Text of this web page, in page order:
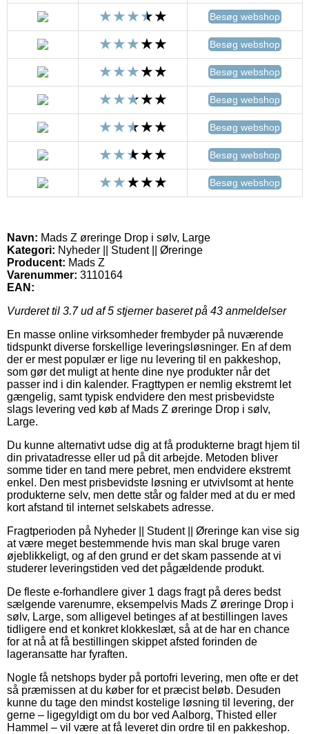
Besøg webshop
Besøg webshop
Besøg webshop
Besøg webshop
Besøg webshop
Besøg webshop
Besøg webshop
Navn: Mads Z øreringe Drop i sølv, Large
Kategori: Nyheder || Student || Øreringe
Producent: Mads Z
Varenummer: 3110164
EAN:
Vurderet til 3.7ud af 5 stjerner baseret på 43 anmeldelser
En masse online virksomheder frembyder på nuværende
tidspunkt diverse forskellige leveringsløsninger. En af dem
der er mest populær er lige nu levering til en pakkeshop,
som gør det muligt at hente dine nye produkter når det
passer ind i din kalender. Fragttypen er nemlig ekstremt let
gængelig, samt typisk endvidere den mest prisbevidste
slags levering ved køb af Mads Z øreringe Drop i sølv,
Large.
Du kunne alternativt udse dig at få produkterne bragt hjem til
din privatadresse eller ud på dit arbejde. Metoden bliver
somme tider en tand mere pebret, men endvidere ekstremt
enkel. Den mest prisbevidste løsning er utvivlsomt at hente
produkterne selv, men dette står og falder med at du er med
kort afstand til internet selskabets adresse.
Fragtperioden på Nyheder || Student || Øreringe kan vise sig
at være meget bestemmende hvis man skal bruge varen
øjeblikkeligt, og af den grund er det skam passende at vi
studerer leveringstiden ved det pågældende produkt.
De fleste e-forhandlere giver 1 dags fragt på deres bedst
sælgende varenumre, eksempelvis Mads Z øreringe Drop i
sølv, Large, som alligevel betinges af at bestillingen laves
tidligere end et konkret klokkeslæt, så at de har en chance
for at nå at få bestillingen skippet afsted forinden de
lageransatte har fyraften.
Nogle få netshops byder på portofri levering, men ofte er det
så præmissen at du køber for et præcist beløb. Desuden
kunne du tage den mindst kostelige løsning til levering, der
gerne – ligegyldigt om du bor ved Aalborg, Thisted eller
Hammel – vil være at få leveret din ordre til en pakkeshop.